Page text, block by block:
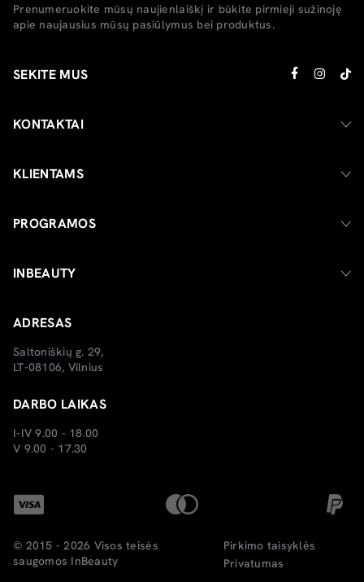
Prenumeruokite mūsų naujienlaiškį ir būkite pirmieji sužinoję
apie naujausius mūsų pasiūlymus bei produktus.
SEKITE MUS
KONTAKTAI
KLIENTAMS
PROGRAMOS
INBEAUTY
ADRESAS
Saltoniškių g. 29,
LT-08106, Vilnius
DARBO LAIKAS
I-IV 9.00 - 18.00
V 9.00 - 17.30
© 2015 - 2026 Visos teisės
saugomos InBeauty
Pirkimo taisyklės
Privatumas